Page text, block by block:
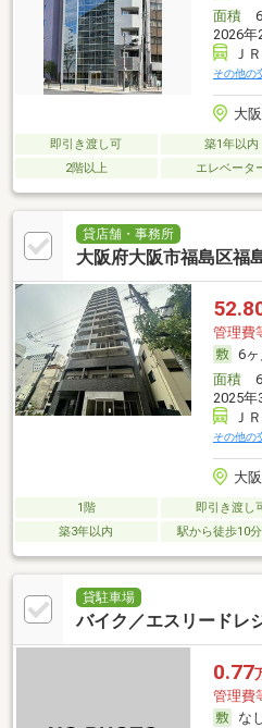
面積
2026年
Ｊ
その他の
大
即引き渡し可 築1年以内
2階以上
エレベータ
貸店舗・事務所
大阪府大阪市福島区福
管理費
6ヶ
面積
2025年
Ｊ
その他の
大
1階 即引き渡し
築3年以内
駅から徒歩10
貸駐車場
バイク／エスリードレ
0.77
管理費
な